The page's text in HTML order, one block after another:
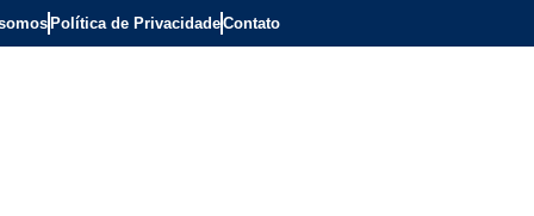
Política de PrivacidadeContato